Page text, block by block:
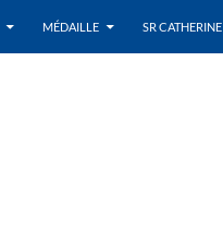
MÉDAILLE SR CATHERINE